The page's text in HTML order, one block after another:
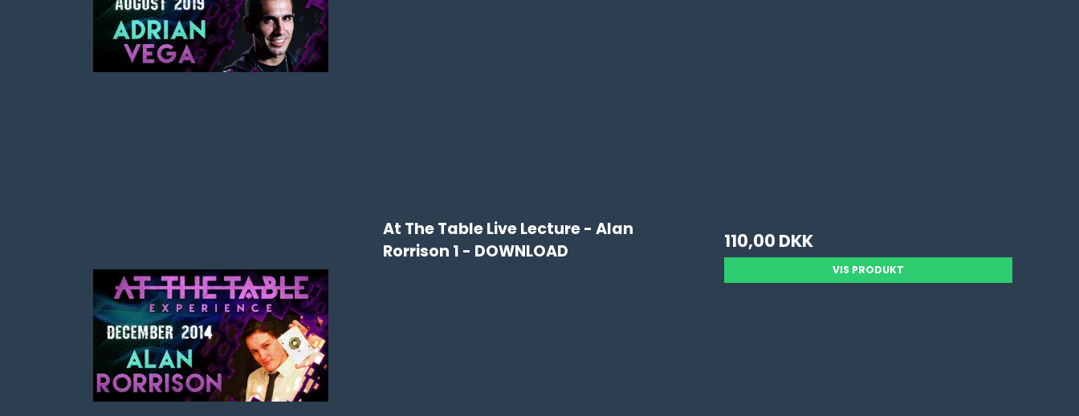
At The Table Live Lecture - Alan
Rorrison 1 - DOWNLOAD
110,00 DKK
VIS PRODUKT